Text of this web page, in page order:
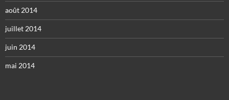
août 2014
juillet 2014
juin 2014
mai 2014